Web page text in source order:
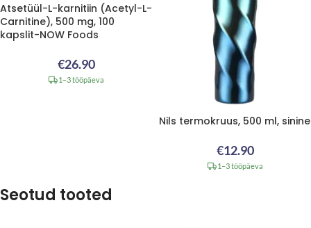
Atsetüül-L-karnitiin (Acetyl-L-
Carnitine), 500 mg, 100
kapslit-NOW Foods
€26.90
1–3 tööpäeva
Nils termokruus, 500 ml, sinine
€12.90
1–3 tööpäeva
Seotud tooted